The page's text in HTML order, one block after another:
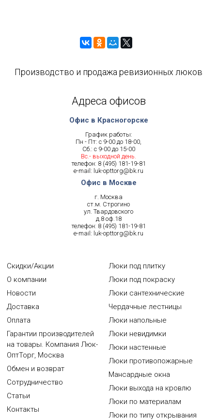
Производство и продажа ревизионных люков
Адреса офисов
Офис в Красногорске
График работы:
Пн - Пт: с 9-00 до 18-00,
Сб.: с 9-00 до 15-00
Вс.- выходной день.
телефон: 8 (495) 181-19-81
e-mail: luk-opttorg@bk.ru
Офис в Москве
г. Москва
ст.м. Строгино
ул. Твардовского
д.8 оф.18
телефон: 8 (495) 181-19-81
e-mail: luk-opttorg@bk.ru
Скидки/Акции
О компании
Новости
Доставка
Оплата
Гарантии производителей
на товары. Компания Люк-
ОптТорг, Москва
Обмен и возврат
Сотрудничество
Статьи
Контакты
Люки под плитку
Люки под покраску
Люки сантехнические
Чердачные лестницы
Люки напольные
Люки невидимки
Люки настенные
Люки противопожарные
Мансардные окна
Люки выхода на кровлю
Люки по материалам
Люки по типу открывания